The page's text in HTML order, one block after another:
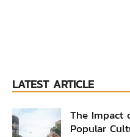
LATEST ARTICLE
The Impact
Popular